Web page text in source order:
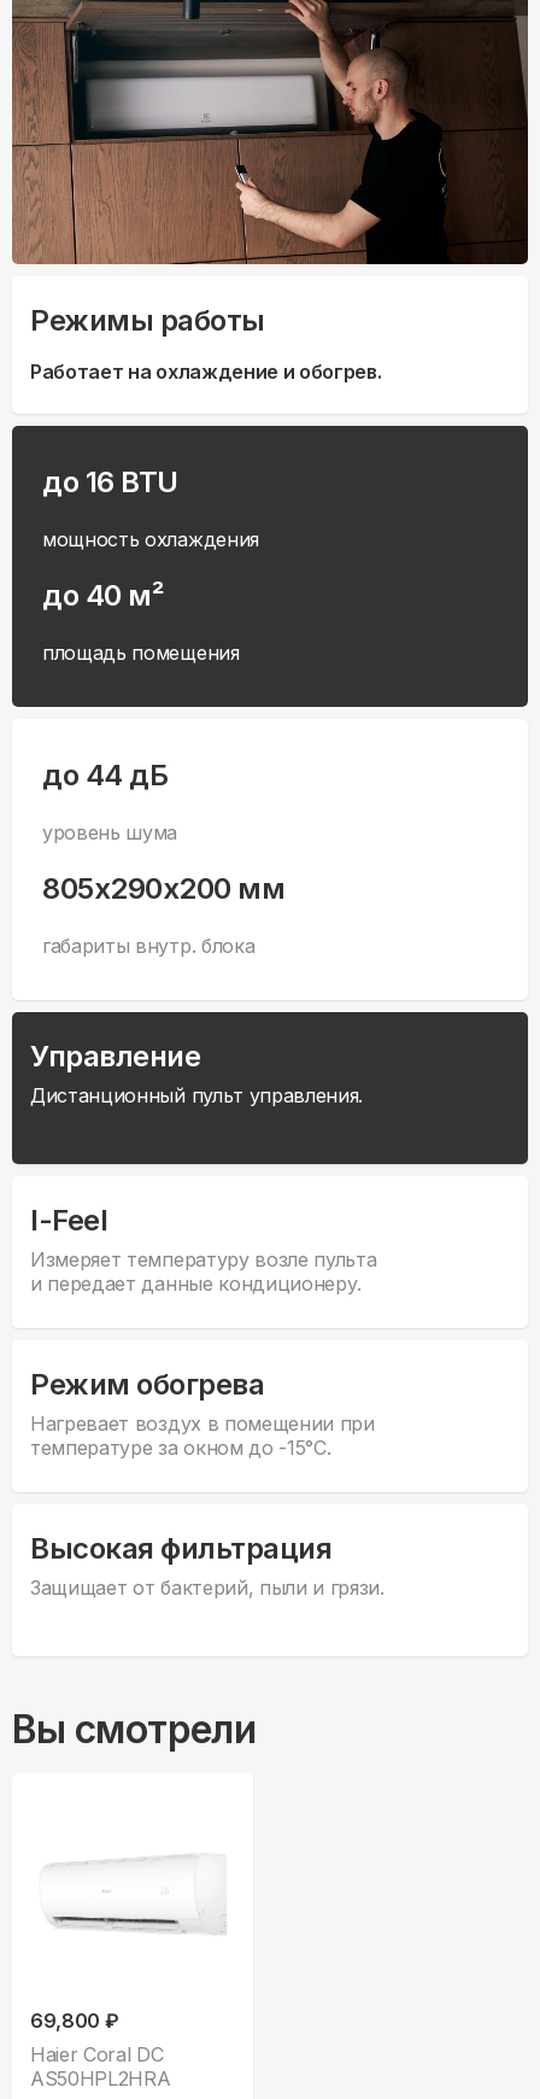
Режимы работы
Работает на охлаждение и обогрев.
до 16 BTU
мощность охлаждения
до 40 м²
площадь помещения
до 44 дБ
уровень шума
805x290x200 мм
габариты внутр. блока
Управление
Дистанционный пульт управления.
I-Feel
Измеряет температуру возле пульта
и передает данные кондиционеру.
Режим обогрева
Нагревает воздух в помещении при
температуре за окном до -15°С.
Высокая фильтрация
Защищает от бактерий, пыли и грязи.
Вы смотрели
69,800 ₽
Haier Coral DC
AS50HPL2HRA